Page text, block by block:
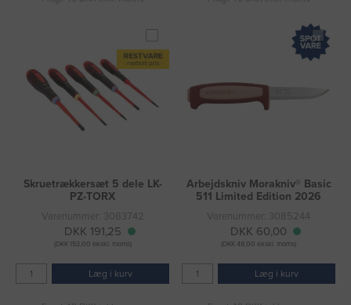
Skruetrækkersæt 5 dele LK-
PZ-TORX
Varenummer: 3083742
DKK 191,25
(DKK 153,00 ekskl. moms)
Læg i kurv
Arbejdskniv Morakniv® Basic
511 Limited Edition 2026
Varenummer: 3085244
DKK 60,00
(DKK 48,00 ekskl. moms)
Læg i kurv